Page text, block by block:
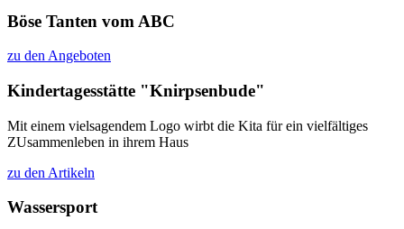
Böse Tanten vom ABC
zu den Angeboten
Kindertagesstätte "Knirpsenbude"
Mit einem vielsagendem Logo wirbt die Kita für ein vielfältiges
ZUsammenleben in ihrem Haus
zu den Artikeln
Wassersport